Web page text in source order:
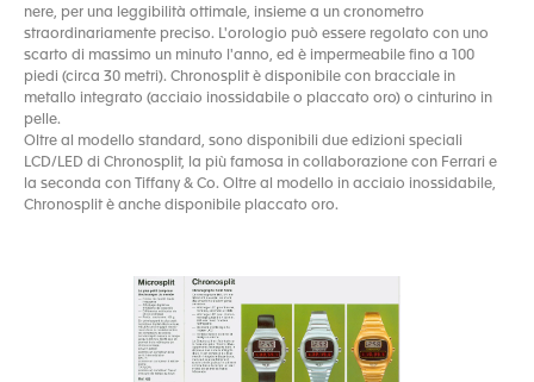
nere, per una leggibilità ottimale, insieme a un cronometro
straordinariamente preciso. L'orologio può essere regolato con uno
scarto di massimo un minuto l'anno, ed è impermeabile fino a 100
piedi (circa 30 metri). Chronosplit è disponibile con bracciale in
metallo integrato (acciaio inossidabile o placcato oro) o cinturino in
pelle.
Oltre al modello standard, sono disponibili due edizioni speciali
LCD/LED di Chronosplit, la più famosa in collaborazione con Ferrari e
la seconda con Tiffany & Co. Oltre al modello in acciaio inossidabile,
Chronosplit è anche disponibile placcato oro.